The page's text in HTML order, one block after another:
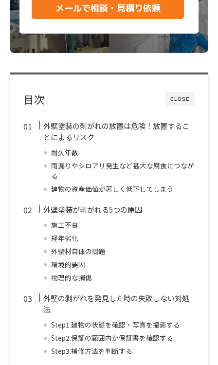
メールで相談・見積り依頼
CLOSE
目次
外壁塗装の剥がれの放置は危険！放置するこ
とによるリスク
耐久年数
雨漏りやシロアリ発生など甚大な腐食につなが
る
建物の資産価値が著しく低下してしまう
外壁塗装が剥がれる5つの原因
施工不良
経年劣化
外壁材自体の問題
環境的要因
物理的な損傷
外壁の剥がれを発見した時の失敗しない対処
法
Step1.建物の状態を確認・写真を撮影する
Step2.保証の範囲内か保証書を確認する
Step3.補修方法を判断する